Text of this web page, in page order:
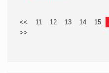
<< 11 12 13 14 15
>>